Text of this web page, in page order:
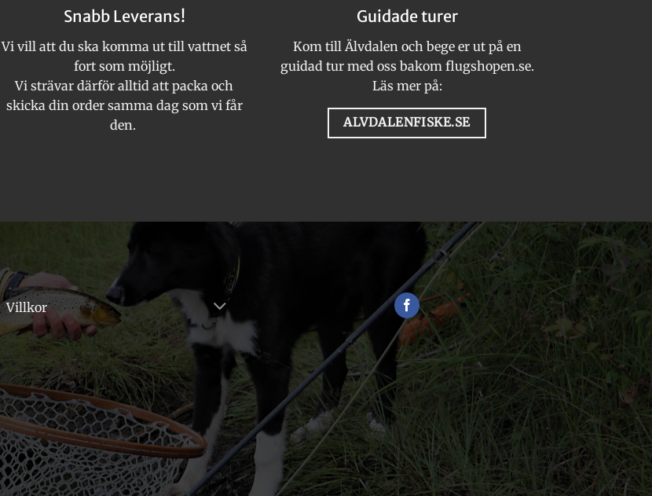
produktsidan
Snabb Leverans!
Vi vill att du ska komma ut till vattnet så
fort som möjligt.
Vi strävar därför alltid att packa och
skicka din order samma dag som vi får
den.
Guidade turer
Kom till Älvdalen och bege er ut på en
guidad tur med oss bakom flugshopen.se.
Läs mer på:
ALVDALENFISKE.SE
Villkor